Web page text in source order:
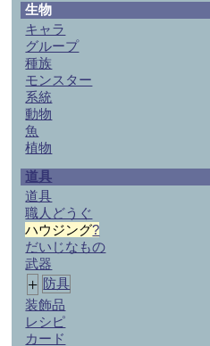
生物
キャラ
グループ
種族
モンスター
系統
動物
魚
植物
道具
道具
職人どうぐ
ハウジング?
だいじなもの
武器
+ 防具
装飾品
レシピ
カード